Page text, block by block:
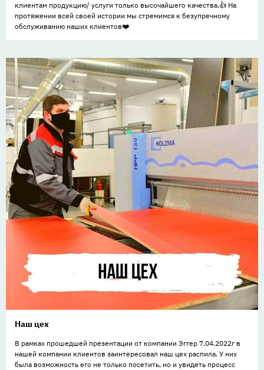
клиентам продукцию/ услуги только высочайшего качества.👍 На
протяжении всей своей истории мы стремимся к безупречному
обслуживанию наших клиентов❤️
Наш цех
В рамках прошедшей презентации от компании Эггер 7.04.2022г в
нашей компании клиентов заинтересовал наш цех распила. У них
была возможность его не только посетить, но и увидеть процесс